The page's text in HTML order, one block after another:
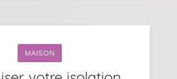
MAISON